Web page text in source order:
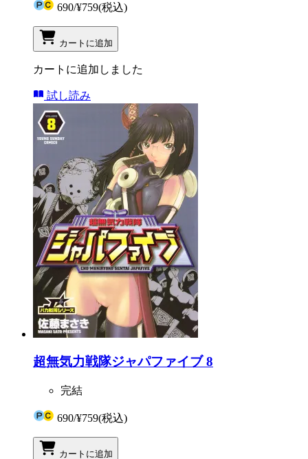
690/¥759(税込)
カートに追加
カートに追加しました
試し読み
超無気力戦隊ジャパファイブ 8
完結
690/¥759(税込)
カートに追加